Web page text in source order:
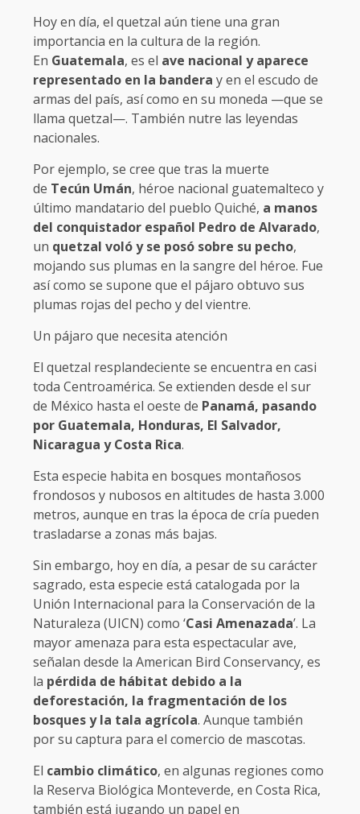
Hoy en día, el quetzal aún tiene una gran
importancia en la cultura de la región.
En Guatemala, es el ave nacional y aparece
representado en la bandera y en el escudo de
armas del país, así como en su moneda —que se
llama quetzal—. También nutre las leyendas
nacionales.
Por ejemplo, se cree que tras la muerte
de Tecún Umán, héroe nacional guatemalteco y
último mandatario del pueblo Quiché, a manos
del conquistador español Pedro de Alvarado,
un quetzal voló y se posó sobre su pecho,
mojando sus plumas en la sangre del héroe. Fue
así como se supone que el pájaro obtuvo sus
plumas rojas del pecho y del vientre.
Un pájaro que necesita atención
El quetzal resplandeciente se encuentra en casi
toda Centroamérica. Se extienden desde el sur
de México hasta el oeste de Panamá, pasando
por Guatemala, Honduras, El Salvador,
Nicaragua y Costa Rica.
Esta especie habita en bosques montañosos
frondosos y nubosos en altitudes de hasta 3.000
metros, aunque en tras la época de cría pueden
trasladarse a zonas más bajas.
Sin embargo, hoy en día, a pesar de su carácter
sagrado, esta especie está catalogada por la
Unión Internacional para la Conservación de la
Naturaleza (UICN) como ‘Casi Amenazada’. La
mayor amenaza para esta espectacular ave,
señalan desde la American Bird Conservancy, es
la pérdida de hábitat debido a la
deforestación, la fragmentación de los
bosques y la tala agrícola. Aunque también
por su captura para el comercio de mascotas.
El cambio climático, en algunas regiones como
la Reserva Biológica Monteverde, en Costa Rica,
también está jugando un papel en